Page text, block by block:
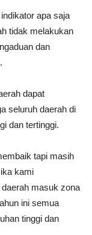
apa saja
tidak melakukan
dan
dapat
seluruh daerah di
dan tertinggi.
tapi masih
kami
masuk zona
ini semua
tinggi dan